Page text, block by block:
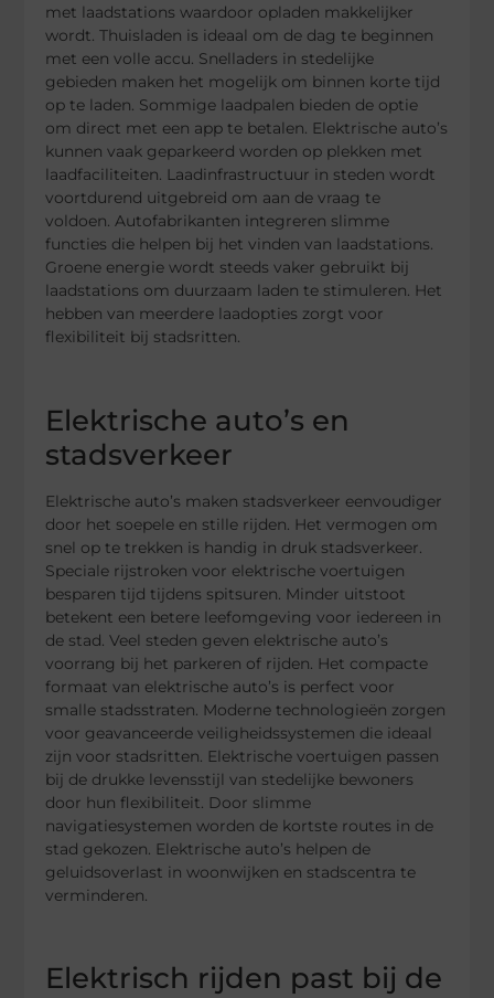
met laadstations waardoor opladen makkelijker
wordt. Thuisladen is ideaal om de dag te beginnen
met een volle accu. Snelladers in stedelijke
gebieden maken het mogelijk om binnen korte tijd
op te laden. Sommige laadpalen bieden de optie
om direct met een app te betalen. Elektrische auto’s
kunnen vaak geparkeerd worden op plekken met
laadfaciliteiten. Laadinfrastructuur in steden wordt
voortdurend uitgebreid om aan de vraag te
voldoen. Autofabrikanten integreren slimme
functies die helpen bij het vinden van laadstations.
Groene energie wordt steeds vaker gebruikt bij
laadstations om duurzaam laden te stimuleren. Het
hebben van meerdere laadopties zorgt voor
flexibiliteit bij stadsritten.
Elektrische auto’s en
stadsverkeer
Elektrische auto’s maken stadsverkeer eenvoudiger
door het soepele en stille rijden. Het vermogen om
snel op te trekken is handig in druk stadsverkeer.
Speciale rijstroken voor elektrische voertuigen
besparen tijd tijdens spitsuren. Minder uitstoot
betekent een betere leefomgeving voor iedereen in
de stad. Veel steden geven elektrische auto’s
voorrang bij het parkeren of rijden. Het compacte
formaat van elektrische auto’s is perfect voor
smalle stadsstraten. Moderne technologieën zorgen
voor geavanceerde veiligheidssystemen die ideaal
zijn voor stadsritten. Elektrische voertuigen passen
bij de drukke levensstijl van stedelijke bewoners
door hun flexibiliteit. Door slimme
navigatiesystemen worden de kortste routes in de
stad gekozen. Elektrische auto’s helpen de
geluidsoverlast in woonwijken en stadscentra te
verminderen.
Elektrisch rijden past bij de